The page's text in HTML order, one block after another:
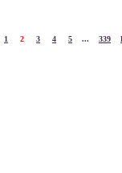
1 2 3 4 5 ... 339